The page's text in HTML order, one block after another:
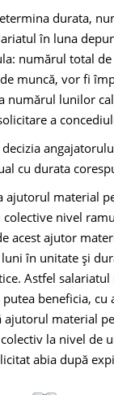
durata,
în luna
numărul total
muncă, vor fi
numărul lunilor
a
cu durata
ajutorul material
colective nivel
acest ajutor
în unitate și
Astfel
beneficia,
ajutorul material
la nivel de
abia după